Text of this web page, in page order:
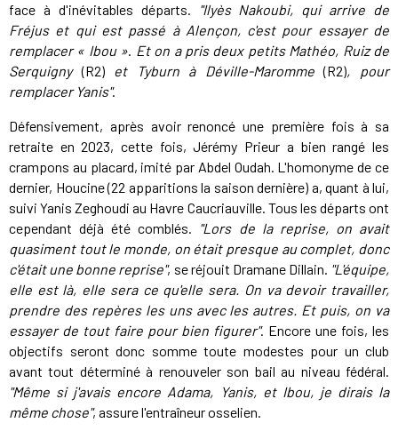
face à d'inévitables départs.
"Ilyès Nakoubi, qui arrive de
Fréjus et qui est passé à Alençon, c'est pour essayer de
remplacer « Ibou ». Et on a pris deux petits Mathéo, Ruiz de
Serquigny(R2)et Tyburn à Déville-Maromme(R2), pour
remplacer Yanis".
Défensivement, après avoir renoncé une première fois à sa
retraite en 2023, cette fois, Jérémy Prieur a bien rangé les
crampons au placard, imité par Abdel Oudah. L'homonyme de ce
dernier, Houcine (22 apparitions la saison dernière) a, quant à lui,
suivi Yanis Zeghoudi au Havre Caucriauville. Tous les départs ont
cependant déjà été comblés. "Lors de la reprise, on avait
quasiment tout le monde, on était presque au complet, donc
c'était une bonne reprise", se réjouit Dramane Dillain. "L'équipe,
elle est là, elle sera ce qu'elle sera. On va devoir travailler,
prendre des repères les uns avec les autres. Et puis, on va
essayer de tout faire pour bien figurer". Encore une fois, les
objectifs seront donc somme toute modestes pour un club
avant tout déterminé à renouveler son bail au niveau fédéral.
"Même si j'avais encore Adama, Yanis, et Ibou, je dirais la
même chose", assure l'entraîneur osselien.